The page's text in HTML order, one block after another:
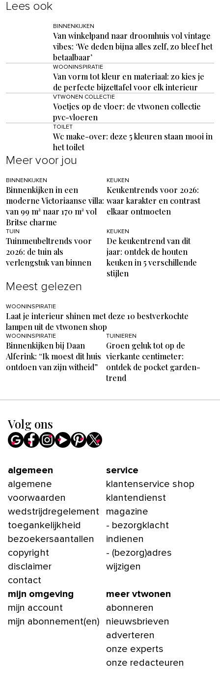
Lees ook
BINNENKIJKEN
Van winkelpand naar droomhuis vol vintage
vibes: ‘We deden bijna alles zelf, zo bleef het
betaalbaar’
WOONINSPIRATIE
Van vorm tot kleur en materiaal: zo kies je
de perfecte bijzettafel voor elk interieur
VTWONEN COLLECTIE
Voetjes op de vloer: de vtwonen collectie
pvc-vloeren
TOILET
Wc make-over: deze 5 kleuren staan mooi in
het toilet
Meer voor jou
BINNENKIJKEN
Binnenkijken in een
moderne Victoriaanse villa:
van 99 m² naar 170 m² vol
Britse charme
KEUKEN
Keukentrends voor 2026:
waar karakter en contrast
elkaar ontmoeten
TUIN
Tuinmeubeltrends voor
2026: de tuin als
verlengstuk van binnen
KEUKEN
De keukentrend van dit
jaar: ontdek de houten
keuken in 5 verschillende
stijlen
Meest gelezen
WOONINSPIRATIE
Laat je interieur shinen met deze 10 bestverkochte
lampen uit de vtwonen shop
WOONINSPIRATIE
Binnenkijken bij Daan
Alferink: “Ik moest dit huis
ontdoen van zijn witheid”
TUINIEREN
Groen geluk tot op de
vierkante centimeter:
ontdek de pocket garden-
trend
Volg ons
algemeen
algemene
voorwaarden
wedstrijdregelement
toegankelijkheid
bezoekersaantallen
copyright
disclaimer
contact
service
klantenservice shop
klantendienst
magazine
- bezorgklacht
indienen
- (bezorg)adres
wijzigen
mijn omgeving
mijn account
mijn abonnement(en)
meer vtwonen
abonneren
nieuwsbrieven
adverteren
onze experts
onze redacteuren